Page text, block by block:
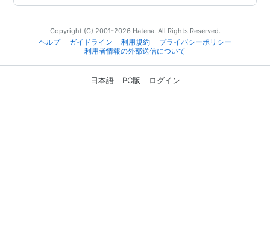
Copyright (C) 2001-2026 Hatena. All Rights Reserved.
ヘルプ
ガイドライン 利用規約
プライバシーポリシー
利用者情報の外部送信について
日本語 PC版 ログイン